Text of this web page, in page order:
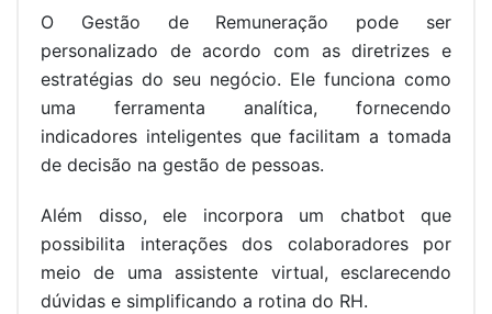
O Gestão de Remuneração pode ser
personalizado de acordo com as diretrizes e
estratégias do seu negócio. Ele funciona como
uma ferramenta analítica, fornecendo
indicadores inteligentes que facilitam a tomada
de decisão na gestão de pessoas.
Além disso, ele incorpora um chatbot que
possibilita interações dos colaboradores por
meio de uma assistente virtual, esclarecendo
dúvidas e simplificando a rotina do RH.